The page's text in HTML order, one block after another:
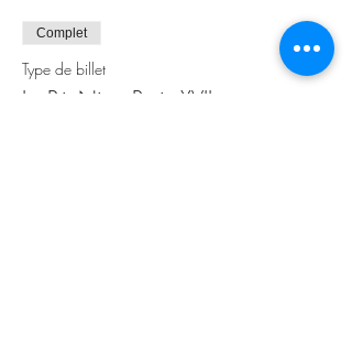
Complet
Type de billet
Le Ptit Nico Paris XVII